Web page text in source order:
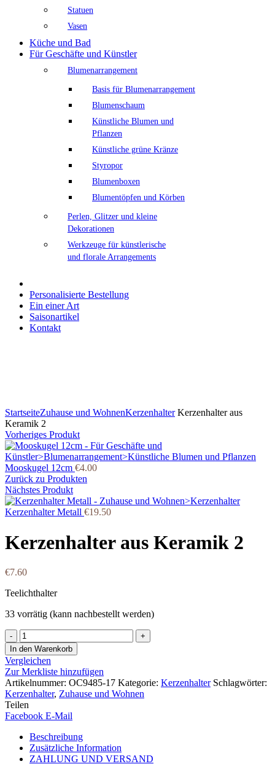
Statuen
Vasen
Küche und Bad
Für Geschäfte und Künstler
Blumenarrangement
Basis für Blumenarrangement
Blumenschaum
Künstliche Blumen und
Pflanzen
Künstliche grüne Kränze
Styropor
Blumenboxen
Blumentöpfen und Körben
Perlen, Glitzer und kleine
Dekorationen
Werkzeuge für künstlerische
und florale Arrangements
Personalisierte Bestellung
Ein einer Art
Saisonartikel
Kontakt
StartseiteZuhause und WohnenKerzenhalterKerzenhalter aus
Keramik 2
Vorheriges Produkt
Mooskugel 12cm €4.00
Zurück zu Produkten
Nächstes Produkt
Kerzenhalter Metall €19.50
Kerzenhalter aus Keramik 2
€7.60
Teelichthalter
33 vorrätig (kann nachbestellt werden)
Kerzenhalter
aus
Keramik
2
Menge
In den Warenkorb
Vergleichen
Zur Merkliste hinzufügen
Artikelnummer: OC9485-17 Kategorie: Kerzenhalter Schlagwörter:
Kerzenhalter, Zuhause und Wohnen
Teilen
Facebook E-Mail
Beschreibung
Zusätzliche Information
ZAHLUNG UND VERSAND